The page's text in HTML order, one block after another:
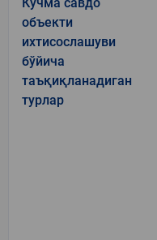
объекти
ихтисослашуви
бўйича
таъқиқланадиган
турлар